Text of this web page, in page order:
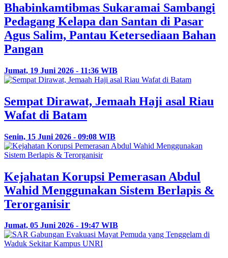
Bhabinkamtibmas Sukaramai Sambangi
Pedagang Kelapa dan Santan di Pasar
Agus Salim, Pantau Ketersediaan Bahan
Pangan
Jumat, 19 Juni 2026 - 11:36 WIB
Sempat Dirawat, Jemaah Haji asal Riau
Wafat di Batam
Senin, 15 Juni 2026 - 09:08 WIB
Kejahatan Korupsi Pemerasan Abdul
Wahid Menggunakan Sistem Berlapis &
Terorganisir
Jumat, 05 Juni 2026 - 19:47 WIB